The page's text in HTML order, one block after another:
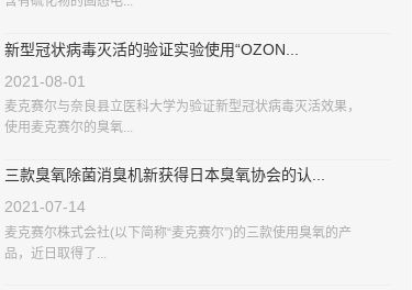
新型冠状病毒灭活的验证实验使用“OZON...
2021-08-01
麦克赛尔与奈良县立医科大学为验证新型冠状病毒灭活效果，
使用麦克赛尔的臭氧...
三款臭氧除菌消臭机新获得日本臭氧协会的认...
2021-07-14
麦克赛尔株式会社(以下简称“麦克赛尔”)的三款使用臭氧的产
品，近日取得了...